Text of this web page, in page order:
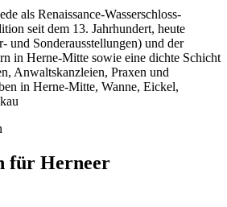
als Renaissance-Wasserschloss-
seit dem 13. Jahrhundert, heute
und Sonderausstellungen) und der
in Herne-Mitte sowie eine dichte Schicht
Anwaltskanzleien, Praxen und
in Herne-Mitte, Wanne, Eickel,
für Herneer